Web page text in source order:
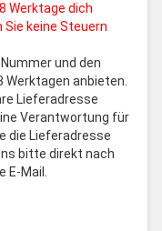
Werktage dich
Sie keine Steuern
und den
Werktagen anbieten.
Lieferadresse
Verantwortung für
die Lieferadresse
bitte direkt nach
Mail.